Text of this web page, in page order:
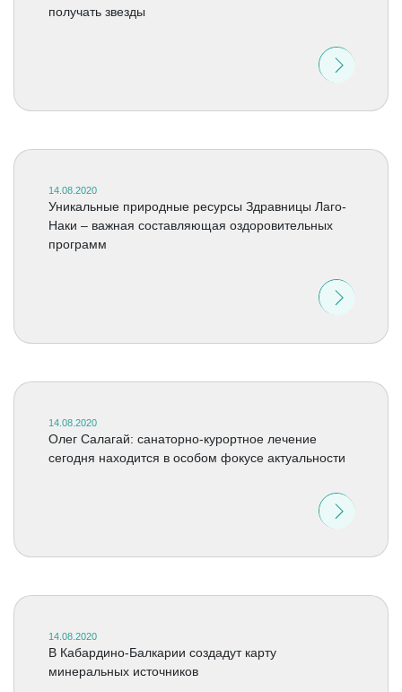
получать звезды
14.08.2020
Уникальные природные ресурсы Здравницы Лаго-
Наки – важная составляющая оздоровительных
программ
14.08.2020
Олег Салагай: санаторно-курортное лечение
сегодня находится в особом фокусе актуальности
14.08.2020
В Кабардино-Балкарии создадут карту
минеральных источников